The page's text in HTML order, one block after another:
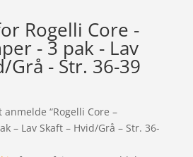
Rogelli Core -
- 3 pak - Lav
Grå - Str. 36-39
“Rogelli Core –
– Lav Skaft – Hvid/Grå – Str. 36-